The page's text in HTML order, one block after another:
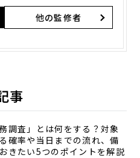
他の監修者
事
務調査」とは何をする？対象
確率や当日までの流れ、備
きたい5つのポイントを解説